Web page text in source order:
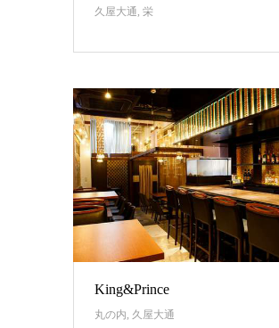
久屋大通 栄
King&Prince
丸の内, 久屋大通